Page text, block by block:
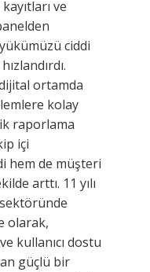
ve
ciddi
ortamda
kolay
raporlama
içi
hem de müşteri
arttı. 11 yılı
olarak,
kullanıcı dostu
güçlü bir